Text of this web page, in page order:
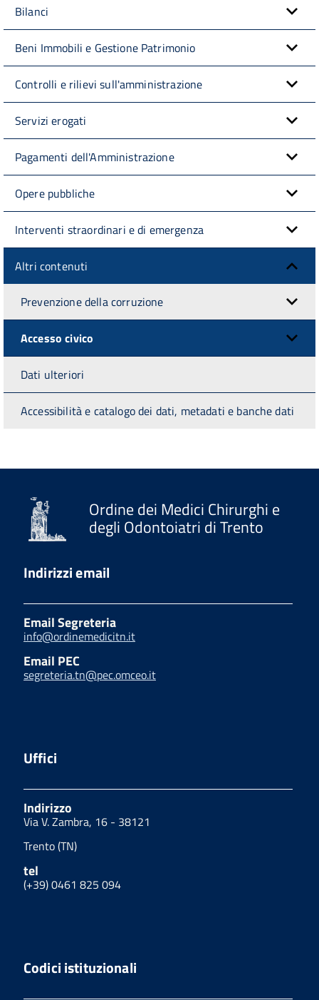
Bilanci
Beni Immobili e Gestione Patrimonio
Controlli e rilievi sull'amministrazione
Servizi erogati
Pagamenti dell'Amministrazione
Opere pubbliche
Interventi straordinari e di emergenza
Altri contenuti
Prevenzione della corruzione
Accesso civico
Dati ulteriori
Accessibilità e catalogo dei dati, metadati e banche dati
Ordine dei Medici Chirurghi e
degli Odontoiatri di Trento
Indirizzi email
Email Segreteria
info@ordinemedicitn.it
Email PEC
segreteria.tn@pec.omceo.it
Uffici
Indirizzo
Via V. Zambra, 16 - 38121
Trento (TN)
tel
(+39) 0461 825 094
Codici istituzionali